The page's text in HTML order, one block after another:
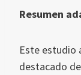
Resumen
Este estudio
destacado